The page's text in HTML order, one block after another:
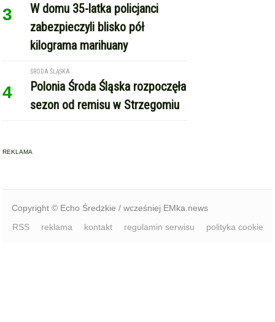
3
W domu 35-latka policjanci
zabezpieczyli blisko pół
kilograma marihuany
4
ŚRODA ŚLĄSKA
Polonia Środa Śląska rozpoczęła
sezon od remisu w Strzegomiu
REKLAMA
Copyright © Echo Średzkie / wcześniej EMka.news
RSS
reklama kontakt regulamin serwisu polityka cookie